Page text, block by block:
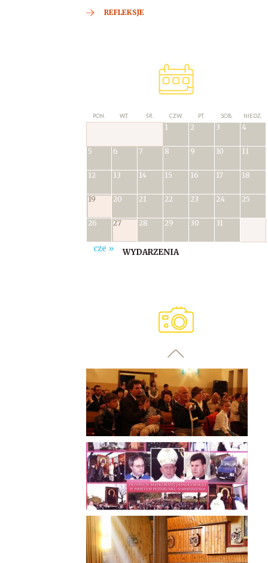
REFLEKSJE
PON. WT. ŚR. CZW. PT. SOB. NIEDZ.
1 2 3 4
5 6 7 8 9 10 11
12 13 14 15 16 17 18
19 20 21 22 23 24 25
26 27 28 29 30 31
cze » WYDARZENIA